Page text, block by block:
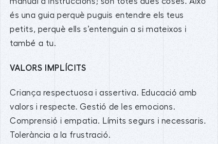
és una guia perquè puguis entendre els teus
petits, perquè ells s’entenguin a si mateixos i
també a tu.
VALORS IMPLÍCITS
Criança respectuosa i assertiva. Educació amb
valors i respecte. Gestió de les emocions.
Comprensió i empatia. Límits segurs i necessaris.
Tolerància a la frustració.